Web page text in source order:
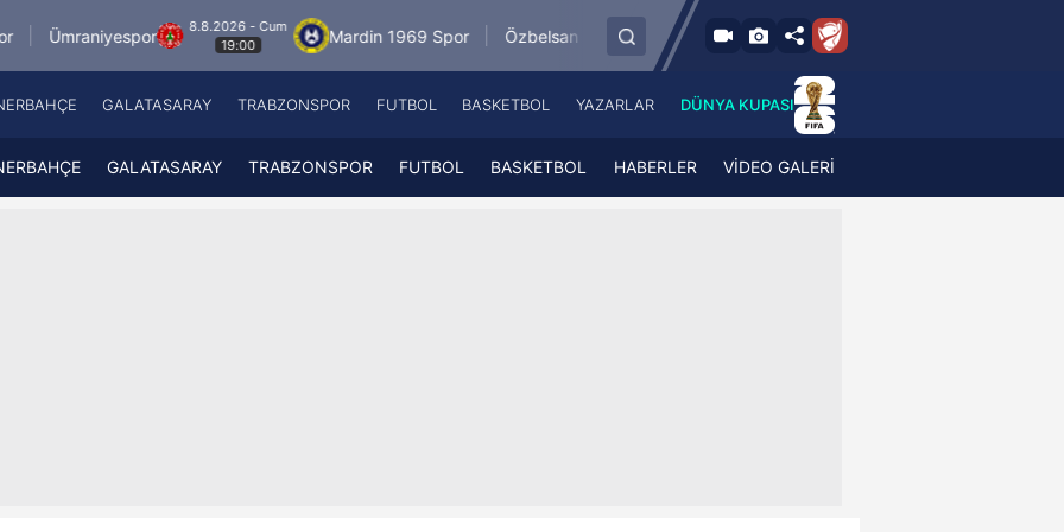
8.8.2026 - Cum
19:00
Mardin 1969 Spor Özbelsan Sivasspor
8.8.2026 - Cum
19:00
Esenler Erokspor
Fenerbahçe
Galatasaray
A Spor
ATV
A Haber Radyo
A Spor Radyo
A News Radio
GALATASARAY TRABZONSPOR FUTBOL BASKETBOL YAZARLAR DÜNYA KUPASI
GALATASARAY TRABZONSPOR FUTBOL BASKETBOL HABERLER VİDEO GALERİ